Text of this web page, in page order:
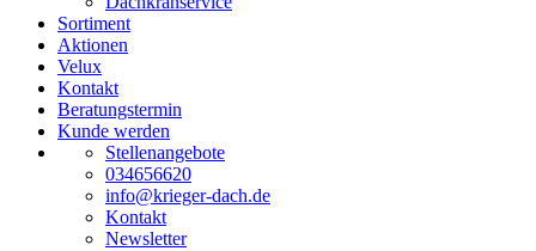
Sortiment
Aktionen
Velux
Kontakt
Beratungstermin
Kunde werden
Stellenangebote
034656620
info@krieger-dach.de
Kontakt
Newsletter